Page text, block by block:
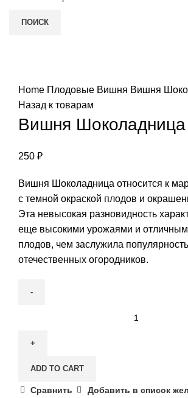
ПОИСК
Home Плодовые Вишня Вишня
Назад к товарам
Вишня Шоколадница
250 ₽
Вишня Шоколадница относится к
с темной окраской плодов и
Эта невысокая разновидность
еще высокими урожаями и отличным
плодов, чем заслужила
отечественных огородников.
quantity
ADD TO CART
Сравнить Добавить в список